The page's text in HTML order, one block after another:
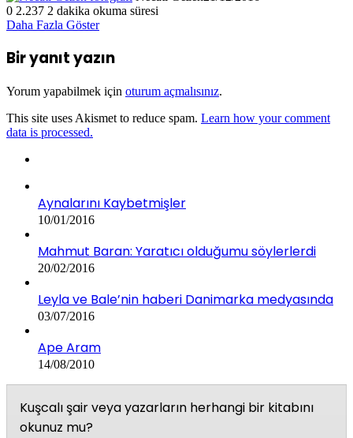
0 2.237 2 dakika okuma süresi
Daha Fazla Göster
Bir yanıt yazın
Yorum yapabilmek için oturum açmalısınız.
This site uses Akismet to reduce spam. Learn how your comment
data is processed.
Aynalarını Kaybetmişler
10/01/2016
Mahmut Baran: Yaratıcı olduğumu söylerlerdi
20/02/2016
Leyla ve Bale’nin haberi Danimarka medyasında
03/07/2016
Ape Aram
14/08/2010
Kuşcalı şair veya yazarların herhangi bir kitabını
okunuz mu?